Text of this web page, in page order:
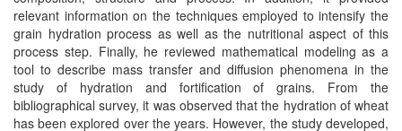
relevant information on the techniques employed to intensify the
grain hydration process as well as the nutritional aspect of this
process step. Finally, he reviewed mathematical modeling as a
tool to describe mass transfer and diffusion phenomena in the
study of hydration and fortification of grains. From the
bibliographical survey, it was observed that the hydration of wheat
has been explored over the years. However, the study developed,